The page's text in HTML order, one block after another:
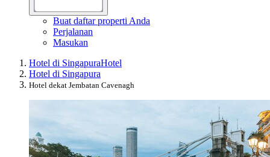
Buat daftar properti Anda
Perjalanan
Masukan
Hotel di SingapuraHotel
Hotel di Singapura
Hotel dekat Jembatan Cavenagh